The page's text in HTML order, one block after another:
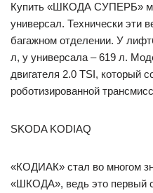
Купить «ШКОДА СУПЕРБ»
универсал. Технически эти
багажном отделении. У
л, у универсала – 619 л.
двигателя 2.0 TSI, который
роботизированной
SKODA KODIAQ
«КОДИАК» стал во многом
«ШКОДА», ведь это первый